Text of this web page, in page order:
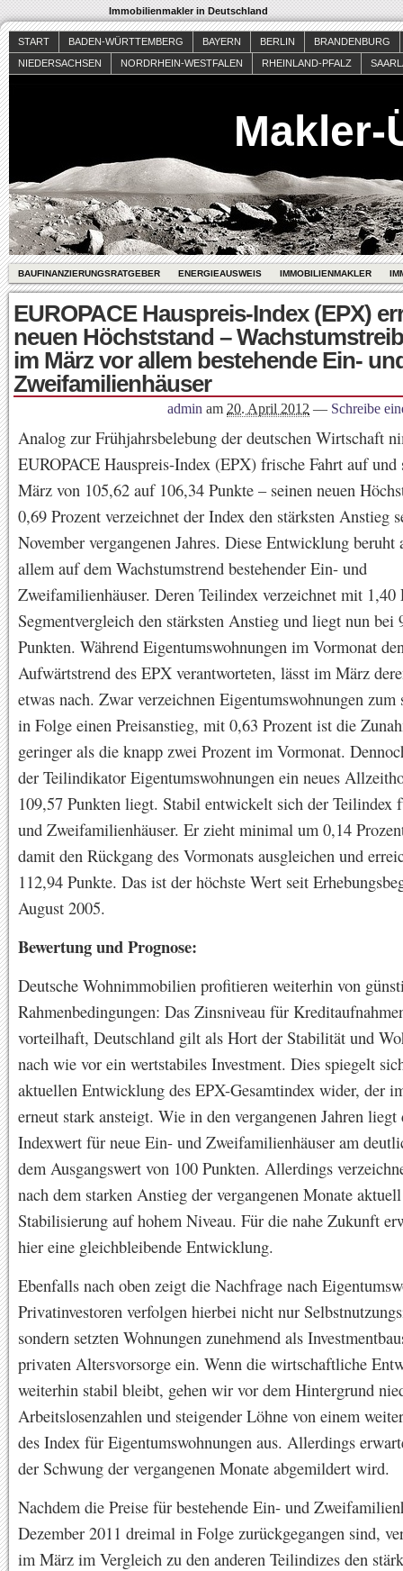
Immobilienmakler in Deutschland
START BADEN-WÜRTTEMBERG BAYERN BERLIN
BRANDENBURG
NIEDERSACHSEN
NORDRHEIN-WESTFALEN RHEINLAND-PFALZ
Makler-
BAUFINANZIERUNGSRATGEBER ENERGIEAUSWEIS IMMOBILIENMAKLER
EUROPACE Hauspreis-Index (EPX)
neuen Höchststand –
im März vor allem bestehende Ein-
Zweifamilienhäuser
admin am 20. April 2012 — Schreibe
Analog zur Frühjahrsbelebung der deutschen Wirtschaft
EUROPACE Hauspreis-Index (EPX) frische Fahrt auf
März von 105,62 auf 106,34 Punkte – seinen neuen
0,69 Prozent verzeichnet der Index den stärksten Anstieg
November vergangenen Jahres. Diese Entwicklung
allem auf dem Wachstumstrend bestehender Ein- und
Zweifamilienhäuser. Deren Teilindex verzeichnet mit 1,40
Segmentvergleich den stärksten Anstieg und liegt nun bei
Punkten. Während Eigentumswohnungen im Vormonat
Aufwärtstrend des EPX verantworteten, lässt im März
etwas nach. Zwar verzeichnen Eigentumswohnungen zum
in Folge einen Preisanstieg, mit 0,63 Prozent ist die
geringer als die knapp zwei Prozent im Vormonat.
der Teilindikator Eigentumswohnungen ein neues
109,57 Punkten liegt. Stabil entwickelt sich der Teilindex
und Zweifamilienhäuser. Er zieht minimal um 0,14
damit den Rückgang des Vormonats ausgleichen und
112,94 Punkte. Das ist der höchste Wert seit
August 2005.
Bewertung und Prognose:
Deutsche Wohnimmobilien profitieren weiterhin von
Rahmenbedingungen: Das Zinsniveau für
vorteilhaft, Deutschland gilt als Hort der Stabilität und
nach wie vor ein wertstabiles Investment. Dies spiegelt
aktuellen Entwicklung des EPX-Gesamtindex wider, der
erneut stark ansteigt. Wie in den vergangenen Jahren liegt
Indexwert für neue Ein- und Zweifamilienhäuser am
dem Ausgangswert von 100 Punkten. Allerdings
nach dem starken Anstieg der vergangenen Monate
Stabilisierung auf hohem Niveau. Für die nahe Zukunft
hier eine gleichbleibende Entwicklung.
Ebenfalls nach oben zeigt die Nachfrage nach
Privatinvestoren verfolgen hierbei nicht nur
sondern setzten Wohnungen zunehmend als
privaten Altersvorsorge ein. Wenn die wirtschaftliche
weiterhin stabil bleibt, gehen wir vor dem Hintergrund
Arbeitslosenzahlen und steigender Löhne von einem
des Index für Eigentumswohnungen aus. Allerdings
der Schwung der vergangenen Monate abgemildert wird.
Nachdem die Preise für bestehende Ein- und
Dezember 2011 dreimal in Folge zurückgegangen sind,
im März im Vergleich zu den anderen Teilindizes den